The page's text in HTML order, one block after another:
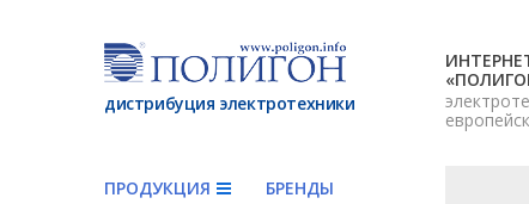
дистрибуция электротехники
ПРОДУКЦИЯ БРЕНДЫ